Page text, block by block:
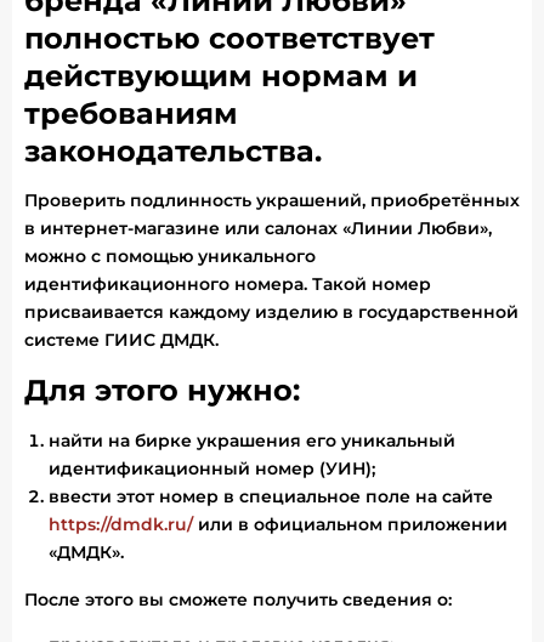
полностью соответствует
действующим нормам и
требованиям
законодательства.
Проверить подлинность украшений, приобретённых
в интернет-магазине или салонах «Линии Любви»,
можно с помощью уникального
идентификационного номера. Такой номер
присваивается каждому изделию в государственной
системе ГИИС ДМДК.
Для этого нужно:
найти на бирке украшения его уникальный
идентификационный номер (УИН);
ввести этот номер в специальное поле на сайте
https://dmdk.ru/или в официальном приложении
«ДМДК».
После этого вы сможете получить сведения о: